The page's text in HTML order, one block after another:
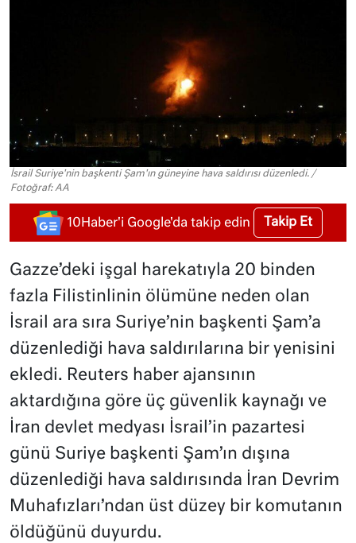
İsrail Suriye'nin başkenti Şam'ın güneyine hava saldırısı düzenledi. /
Fotoğraf: AA
10Haber'i Google'da takip edin Takip Et
Gazze’deki işgal harekatıyla 20 binden
fazla Filistinlinin ölümüne neden olan
İsrail ara sıra Suriye’nin başkenti Şam’a
düzenlediği hava saldırılarına bir yenisini
ekledi. Reuters haber ajansının
aktardığına göre üç güvenlik kaynağı ve
İran devlet medyası İsrail’in pazartesi
günü Suriye başkenti Şam’ın dışına
düzenlediği hava saldırısında İran Devrim
Muhafızları’ndan üst düzey bir komutanın
öldüğünü duyurdu.